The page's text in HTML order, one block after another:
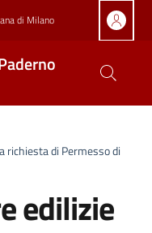
di Milano
richiesta di Permesso di
edilizie